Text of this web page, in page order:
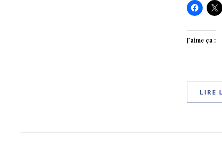
J’aime ça :
LIRE